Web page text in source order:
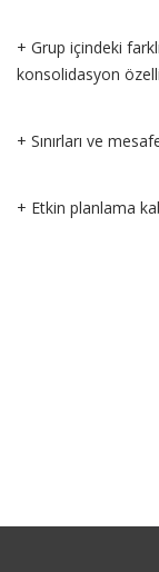
+ Grup içindeki
konsolidasyon
+ Sınırları ve
+ Etkin planlama